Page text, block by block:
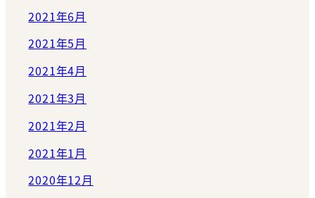
2021年6月
2021年5月
2021年4月
2021年3月
2021年2月
2021年1月
2020年12月